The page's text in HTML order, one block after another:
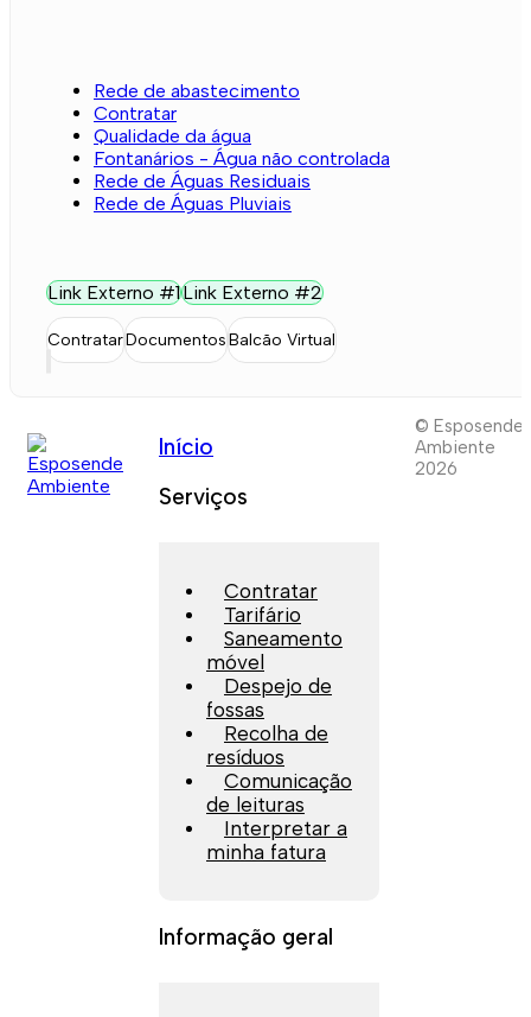
Rede de abastecimento
Contratar
Qualidade da água
Fontanários - Água não controlada
Rede de Águas Residuais
Rede de Águas Pluviais
Link Externo #1Link Externo #2
ContratarDocumentosBalcão Virtual
Início
Serviços
Contratar
Tarifário
Saneamento
móvel
Despejo de
fossas
Recolha de
resíduos
Comunicação
de leituras
Interpretar a
minha fatura
Informação geral
© Esposende
Ambiente
2026